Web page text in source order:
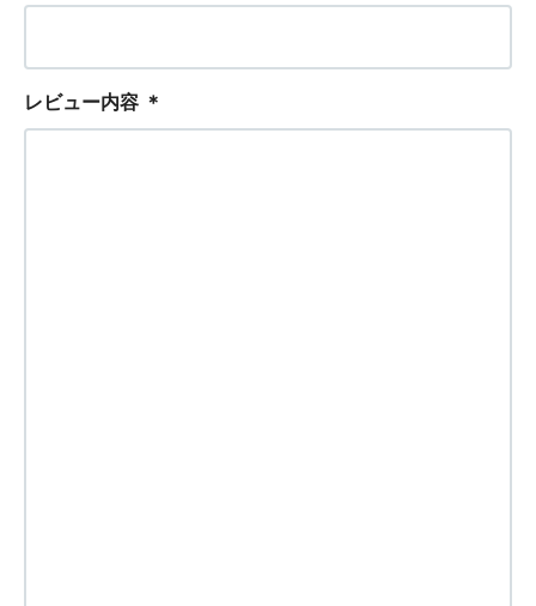
レビュー内容 ＊